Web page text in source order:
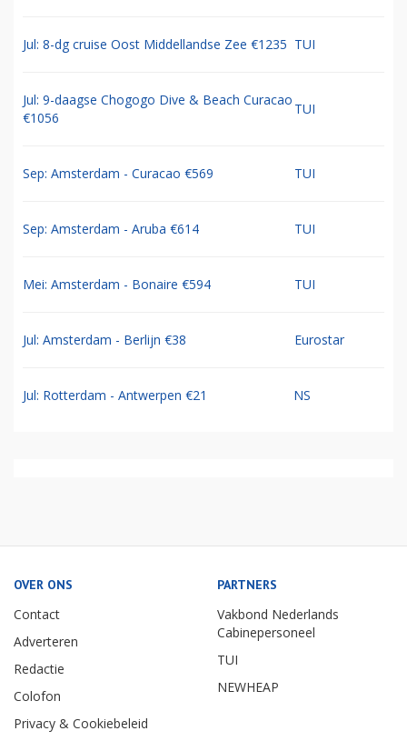
Jul: 8-dg cruise Oost Middellandse Zee €1235 TUI
Jul: 9-daagse Chogogo Dive & Beach Curacao
€1056
TUI
Sep: Amsterdam - Curacao €569 TUI
Sep: Amsterdam - Aruba €614 TUI
Mei: Amsterdam - Bonaire €594 TUI
Jul: Amsterdam - Berlijn €38 Eurostar
Jul: Rotterdam - Antwerpen €21 NS
OVER ONS
Contact
Adverteren
Redactie
Colofon
Privacy & Cookiebeleid
PARTNERS
Vakbond Nederlands
Cabinepersoneel
TUI
NEWHEAP